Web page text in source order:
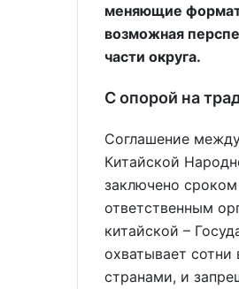
меняющие формат
возможная
части округа.
С опорой на
Соглашение
Китайской
заключено
ответственным
китайской –
охватывает
странами, и